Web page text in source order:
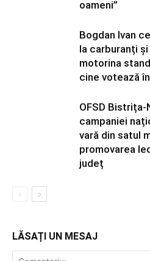
oameni”
Bogdan Ivan
la carburanți
motorina
cine votează
OFSD
campaniei
vară din satul
promovarea
județ
LĂSAȚI UN MESAJ